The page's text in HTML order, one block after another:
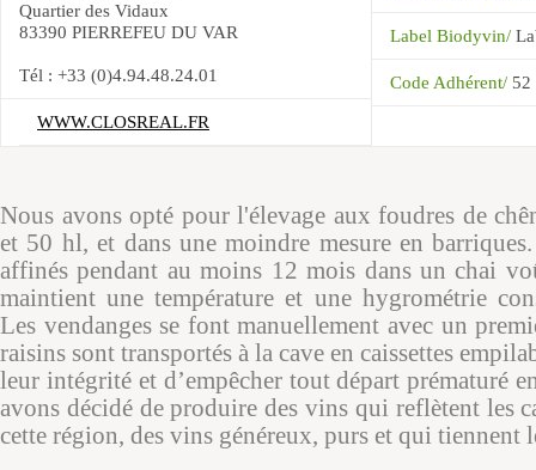
Quartier des Vidaux
83390 PIERREFEU DU VAR
Tél : +33 (0)4.94.48.24.01
WWW.CLOSREAL.FR
Label Biodyvin/
Code Adhérent/ 52
Nous avons opté pour l'élevage aux foudres de
et 50 hl, et dans une moindre mesure en
affinés pendant au moins 12 mois dans un chai
maintient une température et une hygrométrie
Les vendanges se font manuellement avec un
raisins sont transportés à la cave en caissettes
leur intégrité et d’empêcher tout départ prématuré
avons décidé de produire des vins qui reflètent les
cette région, des vins généreux, purs et qui tiennent